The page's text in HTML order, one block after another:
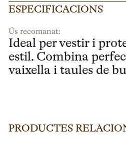
ESPECIFICACIONS
Ús recomanat:
Ideal per vestir i
estil. Combina
vaixella i taules de
PRODUCTES